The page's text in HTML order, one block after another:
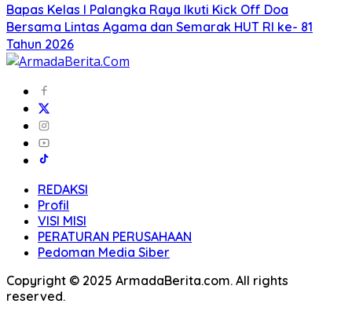
Bapas Kelas I Palangka Raya Ikuti Kick Off Doa
Bersama Lintas Agama dan Semarak HUT RI ke- 81
Tahun 2026
REDAKSI
Profil
VISI MISI
PERATURAN PERUSAHAAN
Pedoman Media Siber
Copyright © 2025 ArmadaBerita.com. All rights
reserved.